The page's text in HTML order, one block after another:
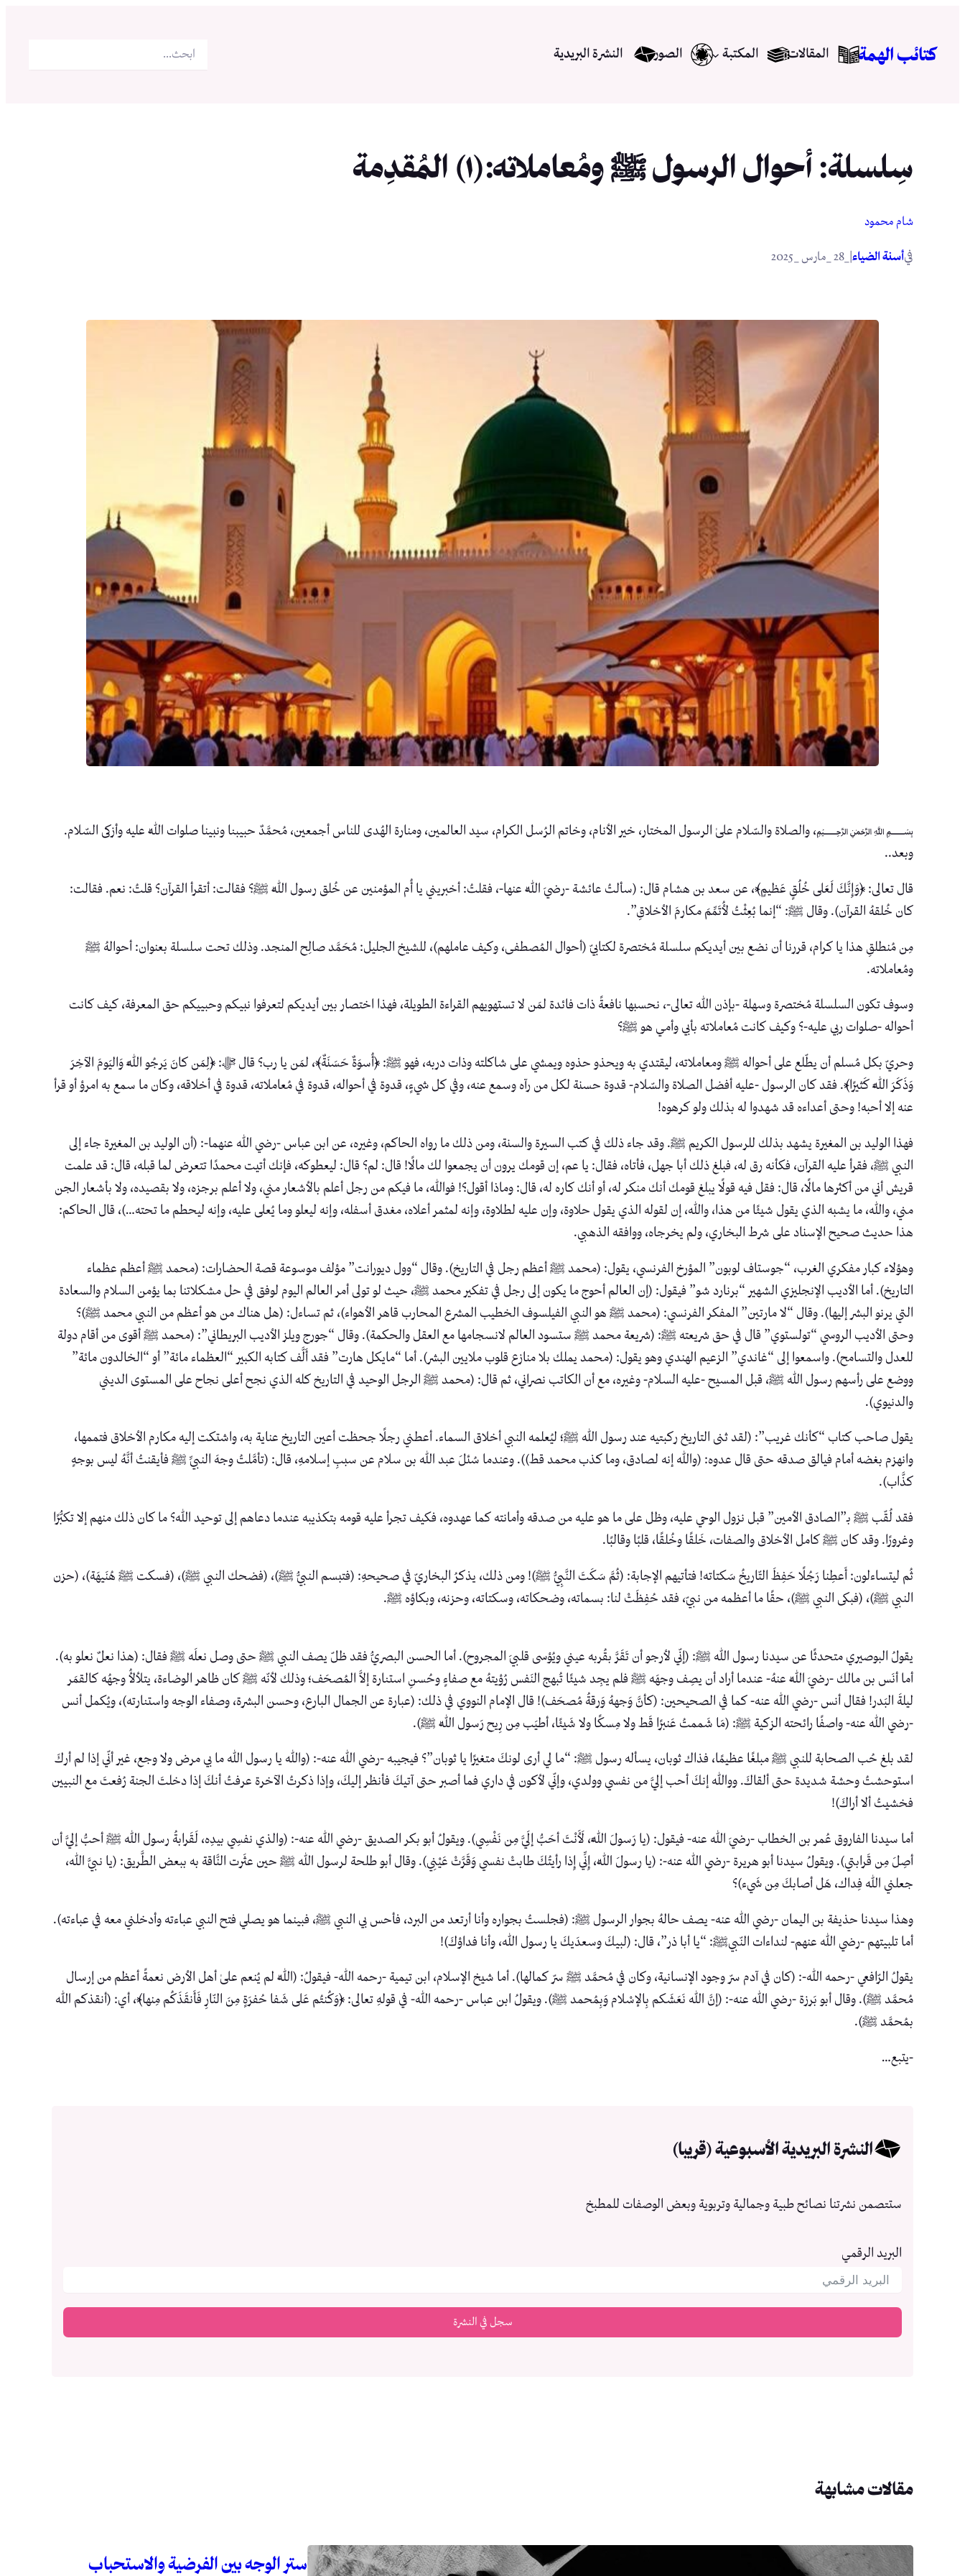
المحتوىكتائب الهمة المقالات المكتبة الصور النشرة البريدية البحث
سِلسلة: أحوال الرسول ﷺ ومُعاملاته:(١) المُقدِمة
شام محمود
فيأسنة الضياء
﷽، والصلاة والسّلام علىٰ الرسول المختار، خير الأنام، وخاتم الرُسل الكرام، سيد العالمين، ومنارة الهُدى للناس أجمعين، مُحمَّدٌ حبيبنا ونبينا صلوات اللّٰه عليه وأزكى السّلام.
وبعد..
قال تعالى: ﴿وَإِنَّكَ لَعَلى خُلُقٍ عَظيمٍ﴾، عن سعد بن هشام قال: (سألتُ عائشة -رضيَ اللّٰه عنها-، فقلتُ: أخبريني يا أُم المؤمنين عن خُلق رسول اللّٰه ﷺ؟ فقالت: أتقرأ القرآن؟ قلتُ: نعم. فقالت:
كان خُلقهُ القرآن). وقال ﷺ: “إنما بُعِثْتُ لأُتَمِّمَ مكارمَ الأخلاقِ”.
مِن مُنطلقِ هذا يا كرام، قررنا أن نضع بين أيديكم سلسلة مُختصرة لكتابيّ (أحوال المُصطفى، وكيف عاملهم)، للشيخ الجليل: مُحَمَّد صالِح المنجد. وذلك تحت سلسلة بعنوان: أحوالهُ ﷺ
ومُعاملاته.
وسوف تكون السلسلة مُختصرة وسهلة -بإذن الله تعالى-، نحسبها نافعةً ذات فائدة لمَن لا تستهويهم القراءة الطويلة، فهذا اختصار بين أيديكم لتعرفوا نبيكم وحبييكم حق المعرفة، كيف كانت
أحواله -صلوات ربي عليه-؟ وكيف كانت مُعاملاته بأبي وأمي هو ﷺ؟
وحريّ بكل مُسلم أن يطّلع على أحواله ﷺ ومعاملاته، ليقتدي به ويحذو حذوه ويمشي على شاكلته وذات دربه، فهو ﷺ: ﴿أُسوَةٌ حَسَنَةٌ﴾، لمَن يا رب؟ قال ﷻ: ﴿لِمَن كانَ يَرجُو اللَّهَ وَاليَومَ الآخِرَ
وَذَكَرَ اللَّهَ كَثيرًا﴾. فقد كان الرسول -عليه أفضل الصلاة والسّلام- قدوة حسنة لكل من رآه وسمع عنه، وفي كل شيءٍ، قدوة في أحواله، قدوة في مُعاملاته، قدوة في أخلاقه، وكان ما سمع به امرؤ أو قرأ
عنه إلا أحبه! وحتى أعداءه قد شهدوا له بذلك ولو كرهوه!
فهذا الوليد بن المغيرة يشهد بذلك للرسول الكريم ﷺ. وقد جاء ذلك في كتب السيرة والسنة، ومن ذلك ما رواه الحاكم، وغيره، عن ابن عباس -رضي الله عنهما-: (أن الوليد بن المغيرة جاء إلى
النبي ﷺ، فقرأ عليه القرآن، فكأنه رق له، فبلغ ذلك أبا جهل، فأتاه، فقال: يا عم، إن قومك يرون أن يجمعوا لك مالًا! قال: لم؟ قال: ليعطوكه، فإنك أتيت محمدًا تتعرض لما قبله، قال: قد علمت
قريش أني من أكثرها مالًا، قال: فقل فيه قولًا يبلغ قومك أنك منكر له، أو أنك كاره له، قال: وماذا أقول؟! فوالله، ما فيكم من رجل أعلم بالأشعار مني، ولا أعلم برجزه، ولا بقصيده، ولا بأشعار الجن
مني، والله، ما يشبه الذي يقول شيئًا من هذا، والله، إن لقوله الذي يقول حلاوة، وإن عليه لطلاوة، وإنه لمثمر أعلاه، مغدق أسفله، وإنه ليعلو وما يُعلى عليه، وإنه ليحطم ما تحته…)، قال الحاكم:
هذا حديث صحيح الإسناد على شرط البخاري، ولم يخرجاه، ووافقه الذهبي.
وهؤلاء كبار مفكري الغرب، “جوستاف لوبون” المؤرخ الفرنسي، يقول: (محمد ﷺ أعظم رجل في التاريخ). وقال “وول ديورانت” مؤلف موسوعة قصة الحضارات: (محمد ﷺ أعظم عظماء
التاريخ). أما الأديب الإنجليزي الشهير “برنارد شو” فيقول: (إن العالم أحوج ما يكون إلى رجل في تفكير محمد ﷺ، حيث لو تولى أمر العالم اليوم لوفق في حل مشكلاتنا بما يؤمن السلام والسعادة
التي يرنو البشر إليها). وقال “لا مارتين” المفكر الفرنسي: (محمد ﷺ هو النبي الفيلسوف الخطيب المشرع المحارب قاهر الأهواء)، ثم تساءل: (هل هناك من هو أعظم من النبي محمد ﷺ)؟
وحتى الأديب الروسي “تولستوي” قال في حق شريعته ﷺ: (شريعة محمد ﷺ ستسود العالم لانسجامها مع العقل والحكمة). وقال “جورج ويلز الأديب البريطاني”: (محمد ﷺ أقوى من أقام دولة
للعدل والتسامح). واسمعوا إلى “غاندي” الزعيم الهندي وهو يقول: (محمد يملك بلا منازع قلوب ملايين البشر). أما “مايكل هارت” فقد أَلَّف كتابه الكبير “العظماء مائة” أو “الخالدون مائة”
ووضع على رأسهم رسول الله ﷺ، قبل المسيح -عليه السلام- وغيره، مع أن الكاتب نصراني، ثم قال: (محمد ﷺ الرجل الوحيد في التاريخ كله الذي نجح أعلى نجاح على المستوى الديني
والدنيوي).
يقول صاحب كتاب “كأنك غريب”: (لقد ثنى التاريخ ركبتيه عند رسول الله ﷺ؛ ليُعلمه النبي أخلاق السماء. أعطني رجلًا جحظت أعين التاريخ عناية به، واشتكت إليه مكارم الأخلاق فتممها،
وانهزم بغضه أمام فيالق صدقه حتى قال عدوه: (والله إنه لصادق، وما كذب محمد قط)). وعندما سُئلَ عبد الله بن سلام عن سببِ إسلامهِ، قال: (تأمَّلتُ وجهَ النبيِّ ﷺ فأيقنتُ أنَّهُ ليس بوجهٍ
كذَّاب).
فقد لُقّب ﷺ بـ”الصادق الأمين” قبل نزول الوحي عليه، وظل على ما هو عليه من صدقه وأمانته كما عهدوه، فكيف تجرأ عليه قومه بتكذيبه عندما دعاهم إلى توحيد الله؟ ما كان ذلك منهم إلا تكبُّرًا
وغرورًا. وقد كان ﷺ كامل الأخلاق والصفات، خَلقًا وخُلقًا، قلبًا وقالبًا.
ثُم ليتساءلون: أَعطِنا رَجُلًا حَفِظَ التّاريخُ سَكتاته! فتأتيهم الإجابة: (ثُمَّ سَكَتَ النَّبِيُّ ﷺ)! ومن ذلك، يذكرُ البخاريّ في صحيحهِ: ‏(فتبسم النبيُّ ﷺ)، (فضحك النبي ﷺ)، (فسكت ﷺ هُنَيهَة)، (حزن
النبي ﷺ)، (فبكى النبي ﷺ)، حقًا ما أعظمه من نبيّ، فقد حُفِظَتْ لنا: بسماته، وضحكاته، وسكتاته، وحزنه، وبكاؤه ﷺ.
يقولُ البوصيري متحدثًا عن سيدنا رسول الله ﷺ: (إنّي لأرجو أن تَقَرَّ بقُربه عيني ويُؤسى قلبيَ المجروح). أما الحسن البصريُّ فقد ظلّ يصف النبي ﷺ حتى وصل نعلَه ﷺ فقال: (هذا نعلٌ نعلو به).
أما أنَس بن مالك -رضيَ اللّٰه عنهُ- عندما أراد أن يصِف وجهَه ﷺ فلم يجِد شيئًا تُبهج النَفس رُؤيتهُ مع صفاءٍ وحُسنِ استنارة إلاَّ المُصحَف؛ وذلك لأنّه ﷺ كان ظاهر الوضاءة، يتلألأُ وجهُه كالقمَر
ليلةَ البَدر! فقال أنس -رضي الله عنه- كما في الصحيحين: (كأنَّ وَجههُ وَرقةُ مُصحَف)! قال الإمام النووي في ذلك: (عبارة عن الجمال البارع، وحسن البشرة، وصفاء الوجه واستنارته)، ويُكمل أنس
-رضي الله عنه- واصفًا رائحته الزكية ﷺ: (مَا شَممتُ عَنبرًا قَط ولا مِسكًا ولا شَيئًا، أطيَب مِن رِيح رَسول اللّٰه ﷺ).
لقد بلغ حُب الصحابة للنبي ﷺ مبلغًا عظيمًا، فذاك ثوبان، يسأله رسول ﷺ: “ما لي أرى لونكَ متغيرًا يا ثوبان”؟ فيجيبه -رضي الله عنه-: (والله يا رسول الله ما بي مرض ولا وجع، غير أنّي إذا لم أركَ
استوحشتُ وحشة شديدة حتى ألقاكَ. ووالله إنكَ أحب إليَّ من نفسي وولدي، وإنّي لأكون في داري فما أصبر حتى آتيكَ فأنظر إليكَ، وإذا ذكرتُ الآخرة عرفتُ أنكَ إذا دخلتَ الجنة رُفعتَ مع النبيين
فخشيتُ ألا أراكَ)!
أما سيدنا الفاروق عُمر بن الخطاب -رضيَ الله عنه- فيقول: (يا رَسولَ اللَّهِ، لَأَنْتَ أحَبُّ إلَيَّ مِن نَفْسِي). ويقولُ أبو بكر الصديق -رضي الله عنه-: (والذي نفسِي بيدِه، لَقَرابةُ رسول الله ﷺ أحبُّ إليَّ أن
أصِلَ مِن قَرابتي). ويقولُ سيدنا أبو هريرة -رضي الله عنه-: (يا رسولَ اللّٰه، إِنِّي إِذا رأيتُكَ طابتْ نفسي وَقَرَّتْ عَيْنِي). وقال أبو طلحة لرسول الله ﷺ حين عثَرت النَّاقة به ببعض الطَّريق: (يا نبيَّ الله،
جعلني الله فِداك، هَل أصابكَ مِن شَيء)؟
وهذا سيدنا حذيفة بن اليمان -رضي الله عنه- يصف حالهُ بجوار الرسول ﷺ: (فجلستُ بجواره وأنا أرتعد من البرد، فأحس بي النبي ﷺ، فبينما هو يصلي فتح النبي عباءته وأدخلني معه في عباءته).
أما تلبيتهم -رضي الله عنهم- لنداءات النّبيﷺ: “يا أبا ذر”، قال: (لبيكَ وسعدَيكَ يا رسول الله، وأنا فداؤكَ)!
يقولُ الرّافعي -رحمه الله-: (كان في آدم سرّ وجود الإنسانية، وكان في مُحمَّد ﷺ سرّ كمالها). أما شيخ الإسلام، ابن تيمية -رحمه الله- فيقولُ: (اللّٰه لم يُنعم علىٰ أهل الأرض نعمةً أعظم من إرسال
مُحمَّد ﷺ‎). و‏قال أبو بَرزة -رضي الله عنه-: (إنَّ الله نَعَشَكم بِالإسْلام وَبِمُحمد ﷺ). ويقولُ ابن عباس -رحمه الله- في قولهِ تعالى: ﴿وَكُنتُم عَلى شَفا حُفرَةٍ مِنَ النّارِ فَأَنقَذَكُم مِنها﴾، أي: (أنقذكم ﷲ
بمُحمَّد ﷺ).
-يتبع…
النشرة البريدية الأسبوعية (قريبا)
ستتصمن نشرتنا نصائح طبية وجمالية وتربوية وبعض الوصفات للمطبخ
البريد الرقمي
سجل في النشرة
مقالات مشابهة
ستر الوجه بين الفرضية والاستحباب